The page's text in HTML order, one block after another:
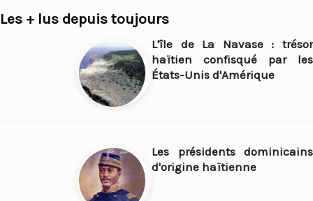
Les + lus depuis toujours
L'île de La Navase : trésor
haïtien confisqué par les
États-Unis d'Amérique
Les présidents dominicains
d'origine haïtienne